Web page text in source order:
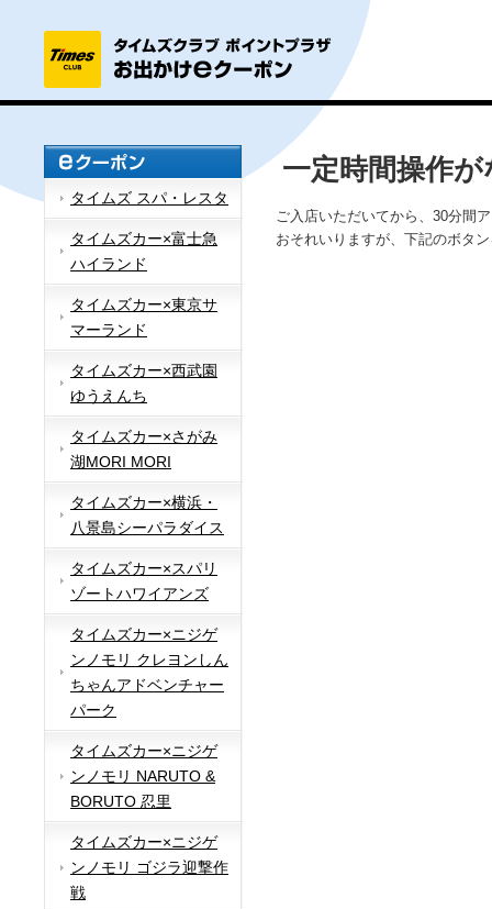
タイムズ スパ・レスタ
タイムズカー×富士急
ハイランド
タイムズカー×東京サ
マーランド
タイムズカー×西武園
ゆうえんち
タイムズカー×さがみ
湖MORI MORI
タイムズカー×横浜・
八景島シーパラダイス
タイムズカー×スパリ
ゾートハワイアンズ
タイムズカー×ニジゲ
ンノモリ クレヨンしん
ちゃんアドベンチャー
パーク
タイムズカー×ニジゲ
ンノモリ NARUTO &
BORUTO 忍里
タイムズカー×ニジゲ
ンノモリ ゴジラ迎撃作
戦
一定時間操作
ご入店いただいてから、30分間
おそれいりますが、下記のボタ